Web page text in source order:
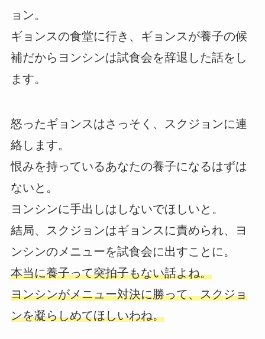
ョン。
ギョンスの食堂に行き、ギョンスが養子の候
補だからヨンシンは試食会を辞退した話をし
ます。
怒ったギョンスはさっそく、スクジョンに連
絡します。
恨みを持っているあなたの養子になるはずは
ないと。
ヨンシンに手出しはしないでほしいと。
結局、スクジョンはギョンスに責められ、ヨ
ンシンのメニューを試食会に出すことに。
本当に養子って突拍子もない話よね。
ヨンシンがメニュー対決に勝って、スクジョ
ンを凝らしめてほしいわね。